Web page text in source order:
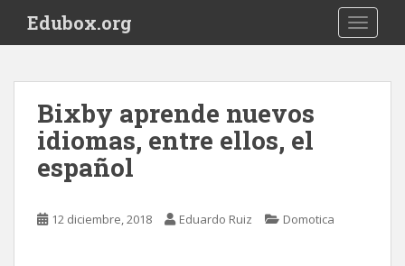
i
Edubox.org
Bixby aprende nuevos
idiomas, entre ellos, el
español
12 diciembre, 2018 Eduardo Ruiz Domotica